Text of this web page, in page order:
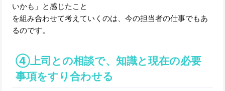
いかも」と感じたこと
を組み合わせて考えていくのは、今の担当者の仕事でもあ
るのです。
④上司との相談で、知識と現在の必要
事項をすり合わせる